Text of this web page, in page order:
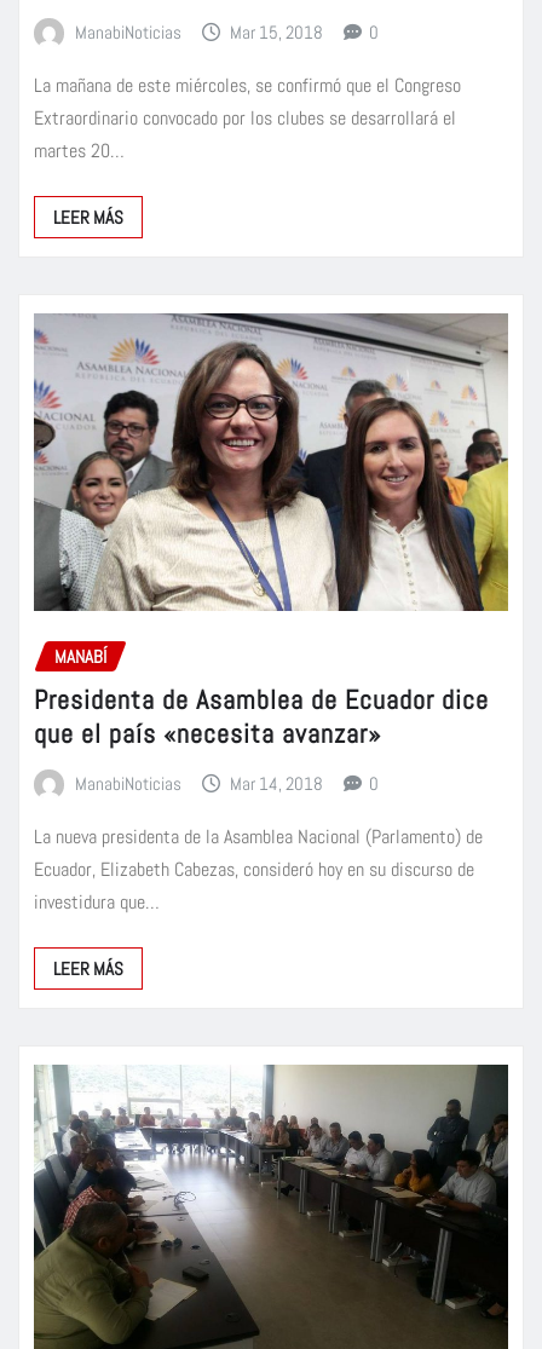
ManabiNoticias Mar 15, 2018 0
La mañana de este miércoles, se confirmó que el Congreso
Extraordinario convocado por los clubes se desarrollará el
martes 20…
LEER MÁS
MANABÍ
Presidenta de Asamblea de Ecuador dice
que el país «necesita avanzar»
ManabiNoticias Mar 14, 2018 0
La nueva presidenta de la Asamblea Nacional (Parlamento) de
Ecuador, Elizabeth Cabezas, consideró hoy en su discurso de
investidura que…
LEER MÁS